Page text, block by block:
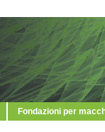
Fondazioni per